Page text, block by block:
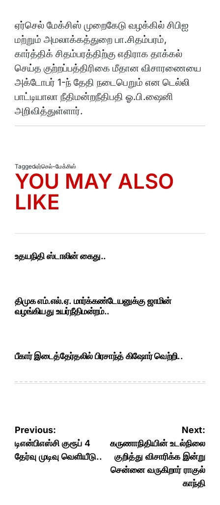
ஏர்செல் மேக்சிஸ் முறைகேடு வழக்கில் சிபிஐ
மற்றும் அமலாக்கத்துறை பா.சிதம்பரம்,
கார்த்திக் சிதம்பரத்திற்கு எதிராக தாக்கல்
செய்த குற்றப்பத்திரிகை மீதான விசாரணையை
அக்டோபர் 1-ந் தேதி நடைபெறும் என டெல்லி
பாட்டியாலா நீதிமன்றநீதிபதி ஓ.பி.ஷைனி
அறிவித்துள்ளார்.
Taggedஏர்செல்-மேக்சிஸ்
YOU MAY ALSO
LIKE
உதயநிதி ஸ்டாலின் கைது..
திமுக எம்.எல்.ஏ. மார்க்கண்டேயனுக்கு ஜாமின்
வழங்கியது உயர்நீதிமன்றம்..
பீகார் இடைத்தேர்தலில் பிரசாந்த் கிஷோர் வெற்றி..
Post
navigation
Previous:
டிஎன்பிஎஸ்சி குரூப் 4
தேர்வு முடிவு வெளியீடு..
Next:
கருணாநிதியின் உடல்நிலை
குறித்து விசாரிக்க இன்று
சென்னை வருகிறார் ராகுல்
காந்தி